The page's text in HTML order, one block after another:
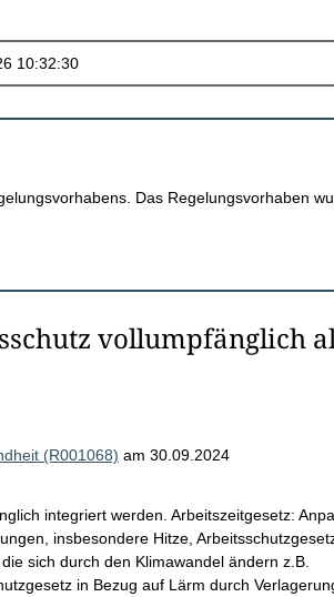
Das Regelungsvorhaben
vollumpfänglich
(R001068) am 30.09.2024
integriert werden. Arbeitszeitgesetz:
insbesondere Hitze,
sich durch den Klimawandel ändern z.B.
in Bezug auf Lärm durch